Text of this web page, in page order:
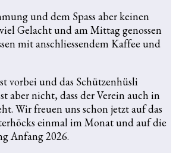
und dem Spass aber keinen
Gelacht und am Mittag genossen
mit anschliessendem Kaffee und
vorbei und das Schützenhüsli
aber nicht, dass der Verein auch in
Wir freuen uns schon jetzt auf das
einmal im Monat und auf die
Anfang 2026.